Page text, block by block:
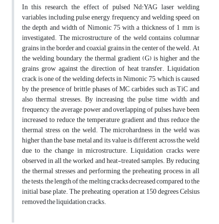
In this research, the effect of pulsed Nd:YAG laser welding
variables, including pulse energy, frequency and welding speed, on
the depth and width of Nimonic 75 with a thickness of 1 mm is
investigated. The microstructure of the weld contains columnar
grains in the border and coaxial grains in the center of the weld. At
the welding boundary, the thermal gradient (G) is higher and the
grains grow against the direction of heat transfer. Liquidation
crack is one of the welding defects in Nimonic 75, which is caused
by the presence of brittle phases of MC carbides such as TiC and
also thermal stresses. By increasing the pulse time width and
frequency, the average power and overlapping of pulses have been
increased to reduce the temperature gradient and thus reduce the
thermal stress on the weld. The microhardness in the weld was
higher than the base metal and its value is different across the weld
due to the change in microstructure. Liquidation cracks were
observed in all the worked and heat-treated samples. By reducing
the thermal stresses and performing the preheating process in all
the tests, the length of the melting cracks decreased compared to the
initial base plate. The preheating operation at 150 degrees Celsius
removed the liquidation cracks.